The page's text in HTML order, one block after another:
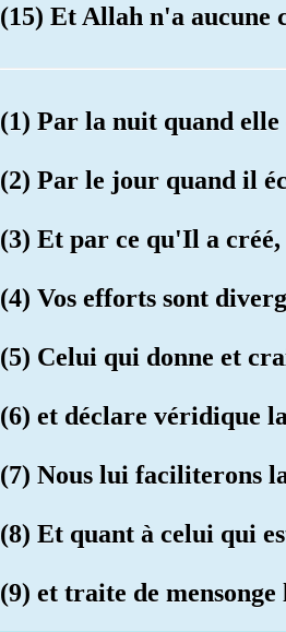
(15) Et Allah n'a aucune
(1) Par la nuit quand elle
(2) Par le jour quand il
(3) Et par ce qu'Il a
(4) Vos efforts sont
(5) Celui qui donne et
(6) et déclare véridique
(7) Nous lui faciliterons
(8) Et quant à celui qui
(9) et traite de